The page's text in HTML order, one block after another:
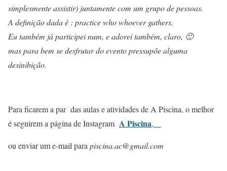
simplesmente assistir) juntamente com um grupo de pessoas.
A definição dada é : practice who whoever gathers.
Eu também já participei num, e adorei também, claro, 🙂
mas para bem se desfrutar do evento pressupõe alguma
desinibição.
Para ficarem a par das aulas e atividades de A Piscina, o melhor
é seguirem a página de Instagram A Piscina,
ou enviar um e-mail parapiscina.ac@gmail.com